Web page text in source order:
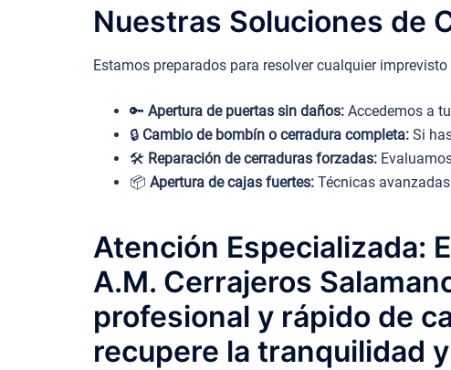
Nuestras Soluciones de
Estamos preparados para resolver cualquier
🔑 Apertura de puertas sin daños: Accedemos a
🔒 Cambio de bombín o cerradura completa: Si
🛠️ Reparación de cerraduras forzadas:
📦 Apertura de cajas fuertes: Técnicas
Atención Especializada:
A.M. Cerrajeros
profesional y rápido de
recupere la tranquilidad